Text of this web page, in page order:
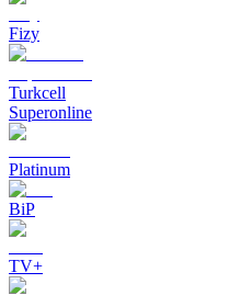
Fizy
Turkcell
Superonline
Platinum
BiP
TV+